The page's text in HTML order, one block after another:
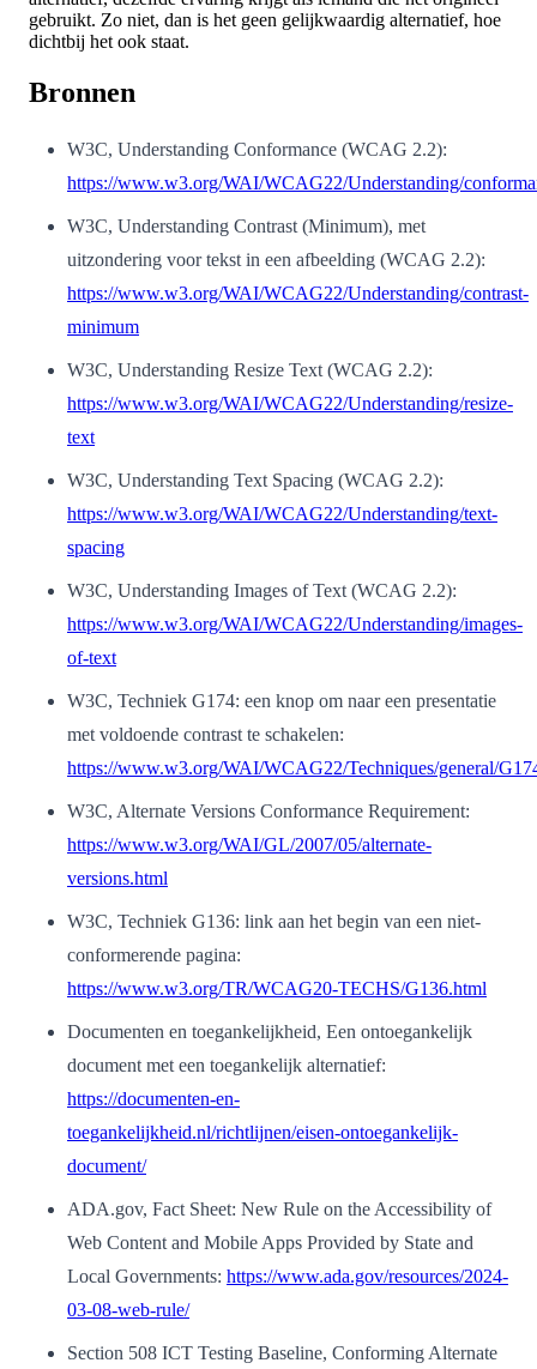
gebruikt. Zo niet, dan is het geen gelijkwaardig alternatief, hoe
dichtbij het ook staat.
Bronnen
W3C, Understanding Conformance (WCAG 2.2):
https://www.w3.org/WAI/WCAG22/Understanding/
W3C, Understanding Contrast (Minimum), met
uitzondering voor tekst in een afbeelding (WCAG 2.2):
https://www.w3.org/WAI/WCAG22/Understanding/contrast-
minimum
W3C, Understanding Resize Text (WCAG 2.2):
https://www.w3.org/WAI/WCAG22/Understanding/resize-
text
W3C, Understanding Text Spacing (WCAG 2.2):
https://www.w3.org/WAI/WCAG22/Understanding/text-
spacing
W3C, Understanding Images of Text (WCAG 2.2):
https://www.w3.org/WAI/WCAG22/Understanding/images-
of-text
W3C, Techniek G174: een knop om naar een presentatie
met voldoende contrast te schakelen:
https://www.w3.org/WAI/WCAG22/Techniques/general/
W3C, Alternate Versions Conformance Requirement:
https://www.w3.org/WAI/GL/2007/05/alternate-
versions.html
W3C, Techniek G136: link aan het begin van een niet-
conformerende pagina:
https://www.w3.org/TR/WCAG20-TECHS/G136.html
Documenten en toegankelijkheid, Een ontoegankelijk
document met een toegankelijk alternatief:
https://documenten-en-
toegankelijkheid.nl/richtlijnen/eisen-ontoegankelijk-
document/
ADA.gov, Fact Sheet: New Rule on the Accessibility of
Web Content and Mobile Apps Provided by State and
Local Governments: https://www.ada.gov/resources/2024-
03-08-web-rule/
Section 508 ICT Testing Baseline, Conforming Alternate